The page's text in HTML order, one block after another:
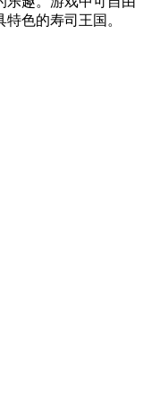
色的寿司王国。